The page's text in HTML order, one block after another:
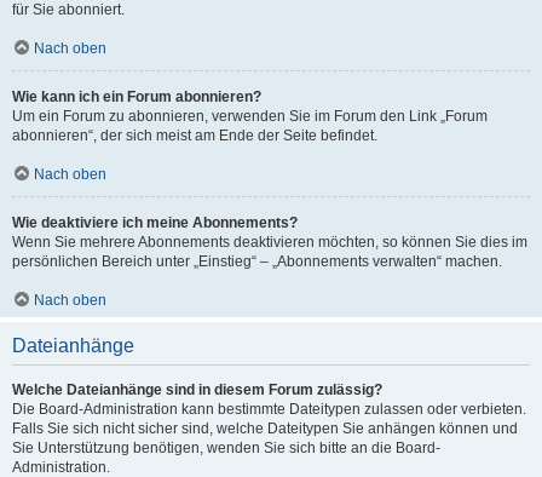
für Sie abonniert.
Nach oben
Wie kann ich ein Forum abonnieren?
Um ein Forum zu abonnieren, verwenden Sie im Forum den Link „Forum
abonnieren“, der sich meist am Ende der Seite befindet.
Nach oben
Wie deaktiviere ich meine Abonnements?
Wenn Sie mehrere Abonnements deaktivieren möchten, so können Sie dies im
persönlichen Bereich unter „Einstieg“ – „Abonnements verwalten“ machen.
Nach oben
Dateianhänge
Welche Dateianhänge sind in diesem Forum zulässig?
Die Board-Administration kann bestimmte Dateitypen zulassen oder verbieten.
Falls Sie sich nicht sicher sind, welche Dateitypen Sie anhängen können und
Sie Unterstützung benötigen, wenden Sie sich bitte an die Board-
Administration.